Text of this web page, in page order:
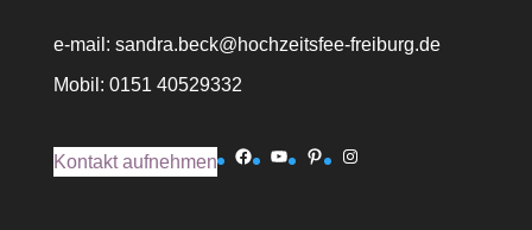
e-mail: sandra.beck@hochzeitsfee-freiburg.de
Mobil: 0151 40529332
Kontakt aufnehmen Facebook
YouTube
PinterestInstagram